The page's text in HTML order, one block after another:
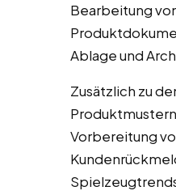
Bearbeitung
Ablage und
Zusätzlich zu
Vorbereitung